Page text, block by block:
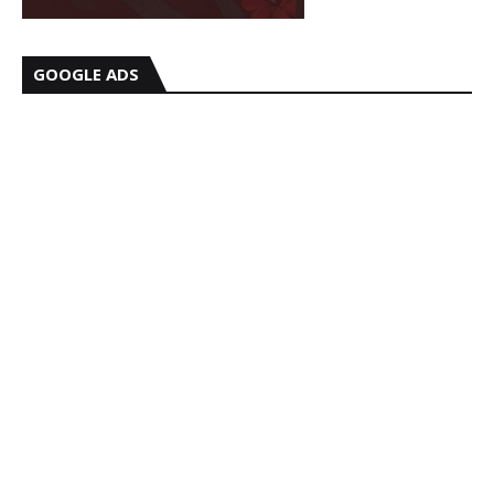
GOOGLE ADS